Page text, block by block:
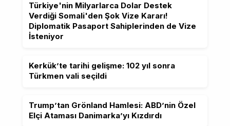
Türkiye'nin Milyarlarca Dolar Destek
Verdiği Somali'den Şok Vize Kararı!
Diplomatik Pasaport Sahiplerinden de Vize
İsteniyor
Kerkük’te tarihi gelişme: 102 yıl sonra
Türkmen vali seçildi
Trump’tan Grönland Hamlesi: ABD’nin Özel
Elçi Ataması Danimarka’yı Kızdırdı